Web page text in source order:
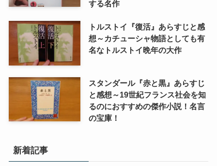
する名作
トルストイ『復活』あらすじと感
想～カチューシャ物語としても有
名なトルストイ晩年の大作
スタンダール『赤と黒』あらすじ
と感想～19世紀フランス社会を知
るのにおすすめの傑作小説！名言
の宝庫！
新着記事